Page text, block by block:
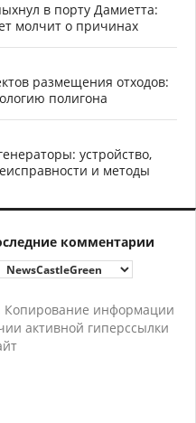
в порту Дамиетта:
молчит о причинах
размещения отходов:
полигона
устройство,
и методы
комментарии
информации
активной гиперссылки